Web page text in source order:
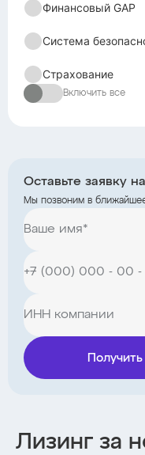
Финансовый GAP
Система
Страхование
Включить все
Оставьте заявку
Мы позвоним в
Лизинг за